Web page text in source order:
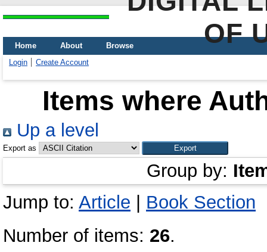
OF
Home About
Browse
Login
Create Account
Items where
Up a level
Export as
Group by:
Jump to: Article
Book Section
Number of items: 26.